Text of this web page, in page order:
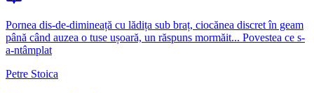
Pornea dis-de-dimineață cu lădița sub braț, ciocănea discret în geam
până când auzea o tuse ușoară, un răspuns mormăit... Povestea ce s-
a-ntâmplat
Petre Stoica